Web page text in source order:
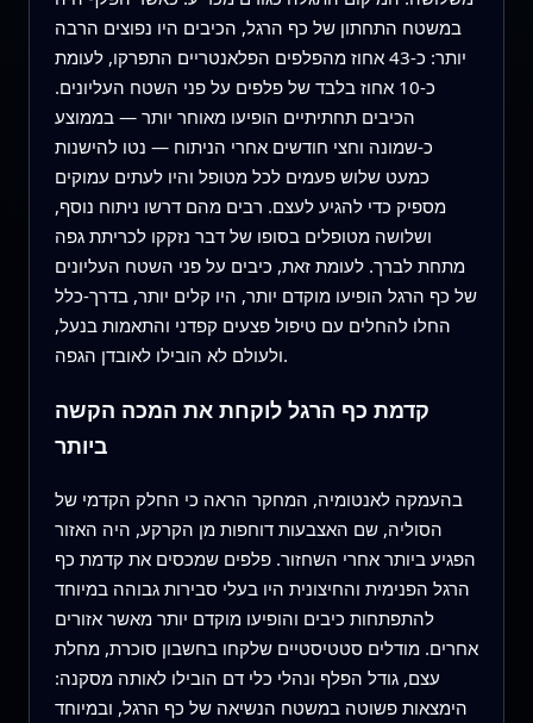
במשטח התחתון של כף הרגל, הכיבים היו נפוצים הרבה
יותר: כ‑43 אחוז מהפלפים הפלאנטריים התפרקו, לעומת
כ‑10 אחוז בלבד של פלפים על פני השטח העליונים.
הכיבים תחתיתיים הופיעו מאוחר יותר — בממוצע
כ‑שמונה וחצי חודשים אחרי הניתוח — נטו להישנות
כמעט שלוש פעמים לכל מטופל והיו לעתים עמוקים
מספיק כדי להגיע לעצם. רבים מהם דרשו ניתוח נוסף,
ושלושה מטופלים בסופו של דבר נזקקו לכריתת גפה
מתחת לברך. לעומת זאת, כיבים על פני השטח העליונים
של כף הרגל הופיעו מוקדם יותר, היו קלים יותר, בדרך‑כלל
החלו להחלים עם טיפול פצעים קפדני והתאמות בנעל,
ולעולם לא הובילו לאובדן הגפה.
קדמת כף הרגל לוקחת את המכה הקשה
ביותר
בהעמקה לאנטומיה, המחקר הראה כי החלק הקדמי של
הסוליה, שם האצבעות דוחפות מן הקרקע, היה האזור
הפגיע ביותר אחרי השחזור. פלפים שמכסים את קדמת כף
הרגל הפנימית והחיצונית היו בעלי סבירות גבוהה במיוחד
להתפתחות כיבים והופיעו מוקדם יותר מאשר אזורים
אחרים. מודלים סטטיסטיים שלקחו בחשבון סוכרת, מחלת
עצם, גודל הפלף ונהלי כלי דם הובילו לאותה מסקנה:
הימצאות פשוטה במשטח הנשיאה של כף הרגל, ובמיוחד